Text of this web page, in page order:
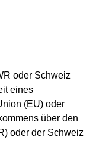
oder Schweiz
eines
(EU) oder
über den
oder der Schweiz